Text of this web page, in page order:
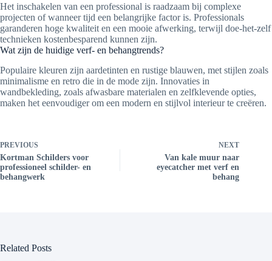
Het inschakelen van een professional is raadzaam bij complexe
projecten of wanneer tijd een belangrijke factor is. Professionals
garanderen hoge kwaliteit en een mooie afwerking, terwijl doe-het-zelf
technieken kostenbesparend kunnen zijn.
Wat zijn de huidige verf- en behangtrends?
Populaire kleuren zijn aardetinten en rustige blauwen, met stijlen zoals
minimalisme en retro die in de mode zijn. Innovaties in
wandbekleding, zoals afwasbare materialen en zelfklevende opties,
maken het eenvoudiger om een modern en stijlvol interieur te creëren.
PREVIOUS
Kortman Schilders voor
professioneel schilder- en
behangwerk
NEXT
Van kale muur naar
eyecatcher met verf en
behang
Related Posts